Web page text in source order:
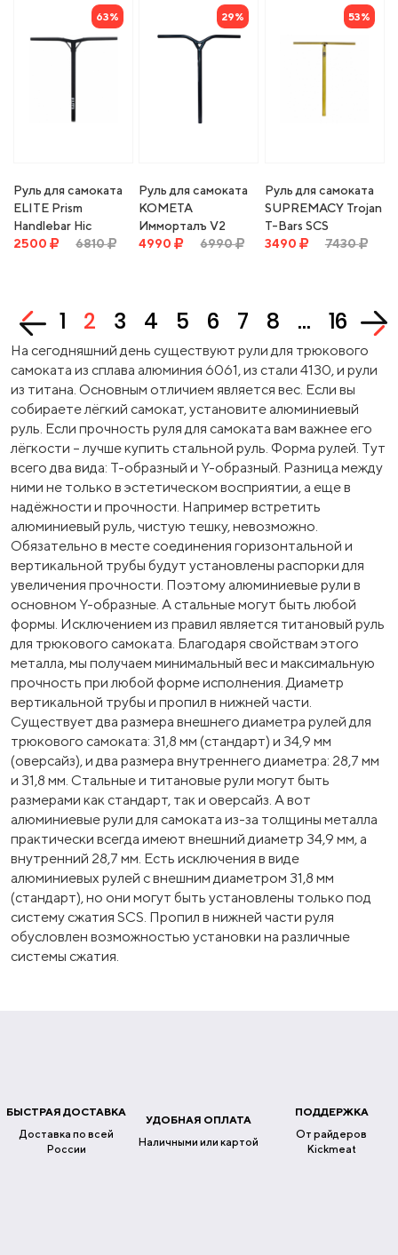
63%
Руль для самоката
ELITE Prism
Handlebar Hic
Oversized - 25"
2500 6810
29%
Руль для самоката
КОМЕТА
Имморталъ V2
Синюрный (синий
4990 6990
53%
Руль для самоката
SUPREMACY Trojan
T-Bars SCS
Oversized - trans
3490 7430
1 2 3 4 5 6 7 8 ... 16
На сегодняшний день существуют рули для трюкового
самоката из сплава алюминия 6061, из стали 4130, и рули
из титана. Основным отличием является вес. Если вы
собираете лёгкий самокат, установите алюминиевый
руль. Если прочность руля для самоката вам важнее его
лёгкости – лучше купить стальной руль. Форма рулей. Тут
всего два вида: Т-образный и Y-образный. Разница между
ними не только в эстетическом восприятии, а еще в
надёжности и прочности. Например встретить
алюминиевый руль, чистую тешку, невозможно.
Обязательно в месте соединения горизонтальной и
вертикальной трубы будут установлены распорки для
увеличения прочности. Поэтому алюминиевые рули в
основном Y-образные. А стальные могут быть любой
формы. Исключением из правил является титановый руль
для трюкового самоката. Благодаря свойствам этого
металла, мы получаем минимальный вес и максимальную
прочность при любой форме исполнения. Диаметр
вертикальной трубы и пропил в нижней части.
Существует два размера внешнего диаметра рулей для
трюкового самоката: 31,8 мм (стандарт) и 34,9 мм
(оверсайз), и два размера внутреннего диаметра: 28,7 мм
и 31,8 мм. Стальные и титановые рули могут быть
размерами как стандарт, так и оверсайз. А вот
алюминиевые рули для самоката из-за толщины металла
практически всегда имеют внешний диаметр 34,9 мм, а
внутренний 28,7 мм. Есть исключения в виде
алюминиевых рулей с внешним диаметром 31,8 мм
(стандарт), но они могут быть установлены только под
систему сжатия SCS. Пропил в нижней части руля
обусловлен возможностью установки на различные
системы сжатия.
БЫСТРАЯ ДОСТАВКА
Доставка по всей
России
УДОБНАЯ ОПЛАТА
Наличными или картой
ПОДДЕРЖКА
От райдеров
Kickmeat